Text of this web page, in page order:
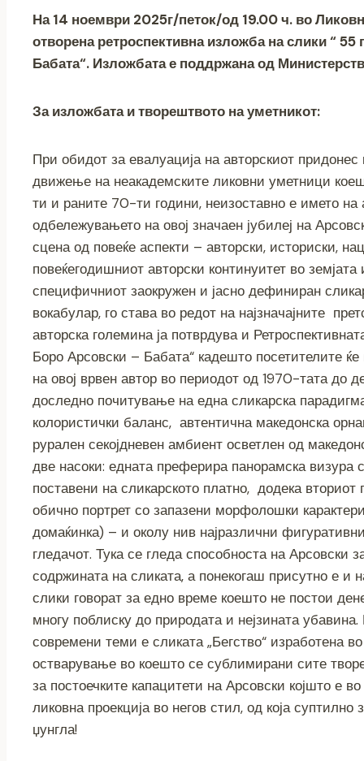
e
b
o
k
er e
n
g
gr
a
m
s
A
p
y
Li
n
l
На 14 ноември 2025г/петок/од 19.00 ч. во
отворена ретроспективна изложба на слики “
Бабата“. Изложбата е поддржана од
За изложбата и творештвото на уметникот:
При обидот за евалуација на авторскиот
движење на неакадемските ликовни уметници
ти и раните 70-ти години, неизоставно е името на
одбележувањето на овој значаен јубилеј на
сцена од повеќе аспекти – авторски, историски,
повеќегодишниот авторски континуитет во
специфичниот заокружен и јасно дефиниран
вокабулар, го става во редот на најзначајните
авторска големина ја потврдува и
Боро Арсовски – Бабата“ кадешто посетителите
на овој врвен автор во периодот од 1970-тата до
доследно почитување на една сликарска
колористички баланс, автентична македонска
рурален секојдневен амбиент осветлен од
две насоки: едната преферира панорамска
поставени на сликарското платно, додека
обично портрет со запазени морфолошки
домаќинка) – и околу нив најразлични
гледачот. Тука се гледа способноста на
содржината на сликата, а понекогаш присутно е и
слики говорат за едно време коешто не постои
многу поблиску до природата и нејзината
современи теми е сликата „Бегство“ изработена
остварување во коешто се сублимирани сите
за постоечките капацитети на Арсовски којшто е
ликовна проекција во негов стил, од која
џунгла!